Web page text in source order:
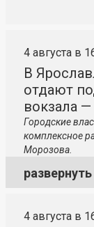
4 августа в
В
отдают
вокзала
Городские
комплексное
Морозова.
развернуть
4 августа в